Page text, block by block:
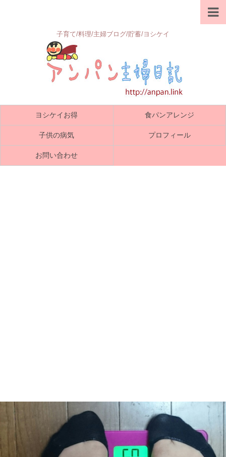
子育て/料理/主婦ブログ/貯蓄/ヨシケイ
ヨシケイお得 食パンアレンジ
子供の病気 プロフィール
お問い合わせ